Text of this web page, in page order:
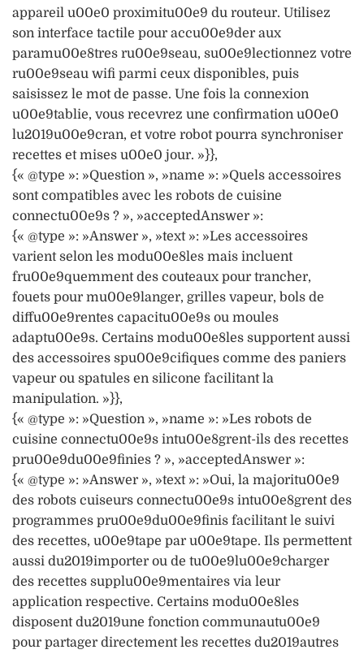
appareil u00e0 proximitu00e9 du routeur. Utilisez
son interface tactile pour accu00e9der aux
paramu00e8tres ru00e9seau, su00e9lectionnez votre
ru00e9seau wifi parmi ceux disponibles, puis
saisissez le mot de passe. Une fois la connexion
u00e9tablie, vous recevrez une confirmation u00e0
lu2019u00e9cran, et votre robot pourra synchroniser
recettes et mises u00e0 jour. »}},
{« @type »: »Question », »name »: »Quels accessoires
sont compatibles avec les robots de cuisine
connectu00e9s ? », »acceptedAnswer »:
{« @type »: »Answer », »text »: »Les accessoires
varient selon les modu00e8les mais incluent
fru00e9quemment des couteaux pour trancher,
fouets pour mu00e9langer, grilles vapeur, bols de
diffu00e9rentes capacitu00e9s ou moules
adaptu00e9s. Certains modu00e8les supportent aussi
des accessoires spu00e9cifiques comme des paniers
vapeur ou spatules en silicone facilitant la
manipulation. »}},
{« @type »: »Question », »name »: »Les robots de
cuisine connectu00e9s intu00e8grent-ils des recettes
pru00e9du00e9finies ? », »acceptedAnswer »:
{« @type »: »Answer », »text »: »Oui, la majoritu00e9
des robots cuiseurs connectu00e9s intu00e8grent des
programmes pru00e9du00e9finis facilitant le suivi
des recettes, u00e9tape par u00e9tape. Ils permettent
aussi du2019importer ou de tu00e9lu00e9charger
des recettes supplu00e9mentaires via leur
application respective. Certains modu00e8les
disposent du2019une fonction communautu00e9
pour partager directement les recettes du2019autres